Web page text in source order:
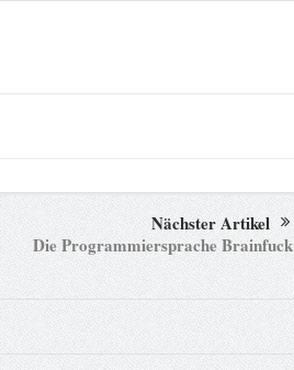
Nächster Artikel
Die Programmiersprache Brainfuck